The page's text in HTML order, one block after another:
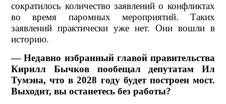
сократилось количество заявлений о конфликтах
во время паромных мероприятий. Таких
заявлений практически уже нет. Они вошли в
историю.
— Недавно избранный главой правительства
Кирилл Бычков пообещал депутатам Ил
Тумэна, что в 2028 году будет построен мост.
Выходит, вы останетесь без работы?